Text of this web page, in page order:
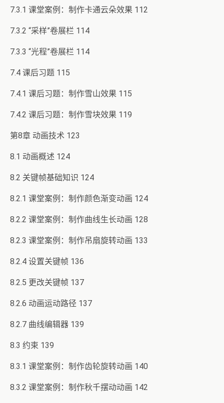
7.3.1 课堂案例：制作卡通云朵效果 112
7.3.2 “采样”卷展栏 114
7.3.3 “光程”卷展栏 114
7.4 课后习题 115
7.4.1 课后习题：制作雪山效果 115
7.4.2 课后习题：制作雪块效果 119
第8章 动画技术 123
8.1 动画概述 124
8.2 关键帧基础知识 124
8.2.1 课堂案例：制作颜色渐变动画 124
8.2.2 课堂案例：制作曲线生长动画 128
8.2.3 课堂案例：制作吊扇旋转动画 133
8.2.4 设置关键帧 136
8.2.5 更改关键帧 137
8.2.6 动画运动路径 137
8.2.7 曲线编辑器 139
8.3 约束 139
8.3.1 课堂案例：制作齿轮旋转动画 140
8.3.2 课堂案例：制作秋千摆动动画 142